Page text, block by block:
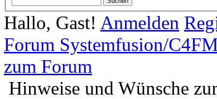
Hallo, Gast! Anmelden
Forum Systemfusion/
zum Forum
Hinweise und Wünsche